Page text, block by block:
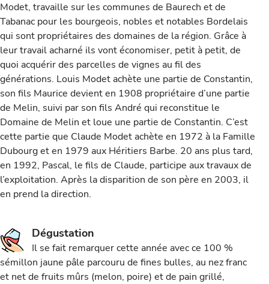
Modet, travaille sur les communes de Baurech et de
Tabanac pour les bourgeois, nobles et notables Bordelais
qui sont propriétaires des domaines de la région. Grâce à
leur travail acharné ils vont économiser, petit à petit, de
quoi acquérir des parcelles de vignes au fil des
générations. Louis Modet achète une partie de Constantin,
son fils Maurice devient en 1908 propriétaire d’une partie
de Melin, suivi par son fils André qui reconstitue le
Domaine de Melin et loue une partie de Constantin. C’est
cette partie que Claude Modet achète en 1972 à la Famille
Dubourg et en 1979 aux Héritiers Barbe. 20 ans plus tard,
en 1992, Pascal, le fils de Claude, participe aux travaux de
l’exploitation. Après la disparition de son père en 2003, il
en prend la direction.
Dégustation
Il se fait remarquer cette année avec ce 100 %
sémillon jaune pâle parcouru de fines bulles, au nez franc
et net de fruits mûrs (melon, poire) et de pain grillé,